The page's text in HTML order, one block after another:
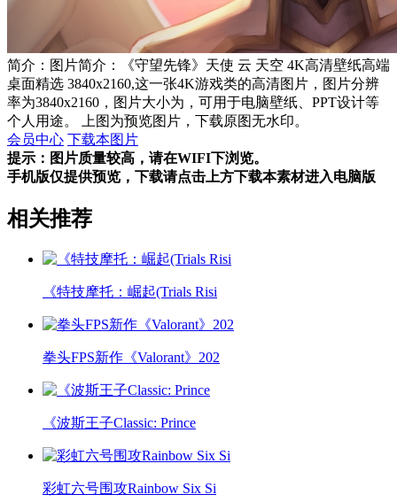
简介：图片简介：《守望先锋》天使 云 天空 4K高清壁纸高端
桌面精选 3840x2160,这一张4K游戏类的高清图片，图片分辨
率为3840x2160，图片大小为，可用于电脑壁纸、PPT设计等
个人用途。 上图为预览图片，下载原图无水印。
会员中心 下载本图片
提示：图片质量较高，请在WIFI下浏览。
手机版仅提供预览，下载请点击上方下载本素材进入电脑版
相关推荐
《特技摩托：崛起(Trials Risi
拳头FPS新作《Valorant》202
《波斯王子Classic: Prince
彩虹六号围攻Rainbow Six Si